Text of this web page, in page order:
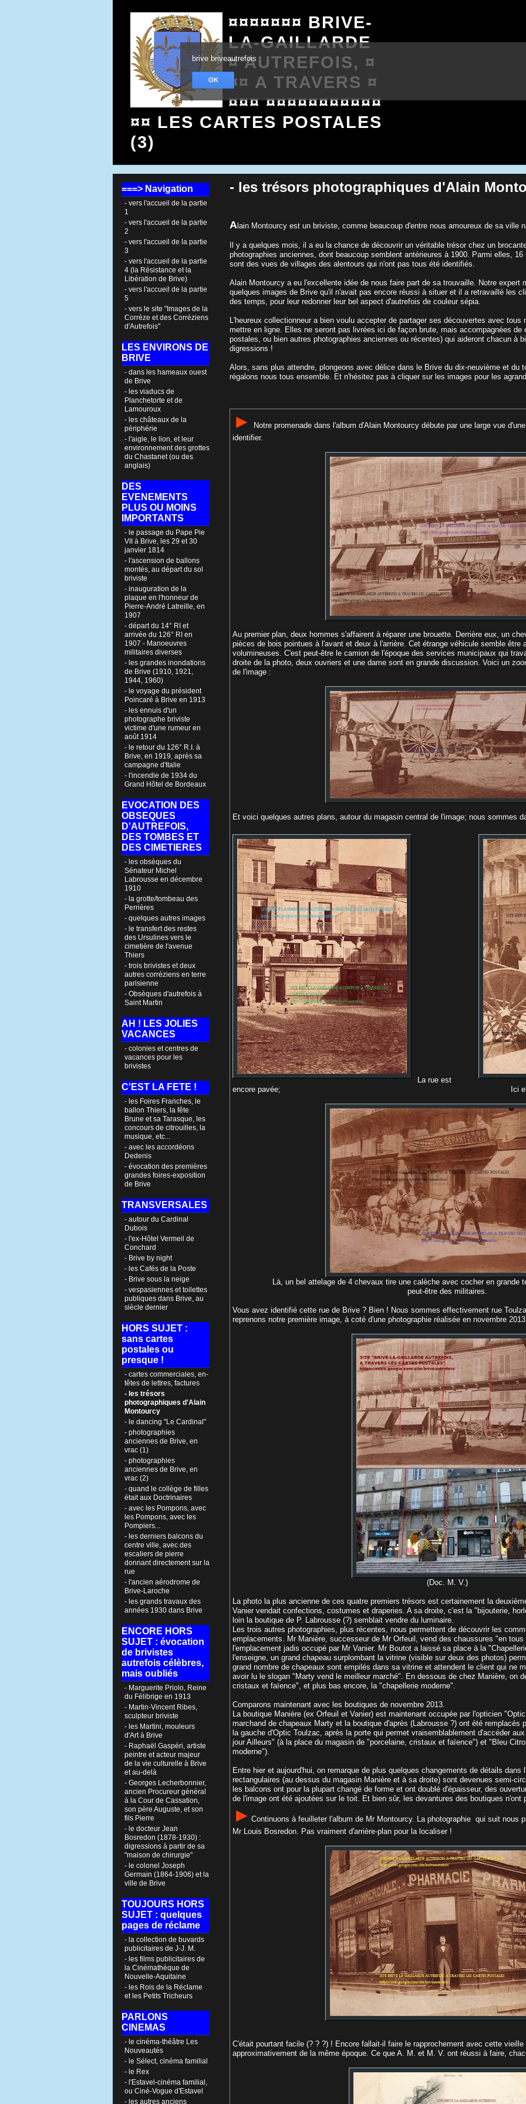
brive briveautrefois
OK
¤¤¤¤¤¤¤ BRIVE-
LA-GAILLARDE
¤ AUTREFOIS, ¤
¤¤ A TRAVERS ¤
¤¤¤ ¤¤¤¤¤¤¤¤¤¤¤
¤¤ LES CARTES POSTALES
(3)
===> Navigation
- vers l'accueil de la partie
1
- vers l'accueil de la partie
2
- vers l'accueil de la partie
3
- vers l'accueil de la partie
4 (la Résistance et la
Libération de Brive)
- vers l'accueil de la partie
5
- vers le site "Images de la
Corrèze et des Corréziens
d'Autrefois"
LES ENVIRONS DE
BRIVE
- dans les hameaux ouest
de Brive
- les viaducs de
Planchetorte et de
Lamouroux
- les châteaux de la
périphérie
- l'aigle, le lion, et leur
environnement des grottes
du Chastanet (ou des
anglais)
DES
EVENEMENTS
PLUS OU MOINS
IMPORTANTS
- le passage du Pape Pie
VII à Brive, les 29 et 30
janvier 1814
- l'ascension de ballons
montés, au départ du sol
briviste
- inauguration de la
plaque en l'honneur de
Pierre-André Latreille, en
1907
- départ du 14° RI et
arrivée du 126° RI en
1907 - Manoeuvres
militaires diverses
- les grandes inondations
de Brive (1910, 1921,
1944, 1960)
- le voyage du président
Poincaré à Brive en 1913
- les ennuis d'un
photographe briviste
victime d'une rumeur en
août 1914
- le retour du 126° R.I. à
Brive, en 1919, après sa
campagne d'Italie
- l'incendie de 1934 du
Grand Hôtel de Bordeaux
EVOCATION DES
OBSEQUES
D'AUTREFOIS,
DES TOMBES ET
DES CIMETIERES
- les obsèques du
Sénateur Michel
Labrousse en décembre
1910
- la grotte/tombeau des
Perrières
- quelques autres images
- le transfert des restes
des Ursulines vers le
cimetière de l'avenue
Thiers
- trois brivistes et deux
autres corréziens en terre
parisienne
- Obsèques d'autrefois à
Saint Martin
AH ! LES JOLIES
VACANCES
- colonies et centres de
vacances pour les
brivistes
C'EST LA FETE !
- les Foires Franches, le
ballon Thiers, la fête
Brune et sa Tarasque, les
concours de citrouilles, la
musique, etc...
- avec les accordéons
Dedenis
- évocation des premières
grandes foires-exposition
de Brive
TRANSVERSALES
- autour du Cardinal
Dubois
- l'ex-Hôtel Vermeil de
Conchard
- Brive by night
- les Cafés de la Poste
- Brive sous la neige
- vespasiennes et toilettes
publiques dans Brive, au
siècle dernier
HORS SUJET :
sans cartes
postales ou
presque !
- cartes commerciales, en-
têtes de lettres, factures
- les trésors
photographiques d'Alain
Montourcy
- le dancing "Le Cardinal"
- photographies
anciennes de Brive, en
vrac (1)
- photographies
anciennes de Brive, en
vrac (2)
- quand le collège de filles
était aux Doctrinaires
- avec les Pompons, avec
les Pompons, avec les
Pompiers...
- les derniers balcons du
centre ville, avec des
escaliers de pierre
donnant directement sur la
rue
- l'ancien aérodrome de
Brive-Laroche
- les grands travaux des
années 1930 dans Brive
ENCORE HORS
SUJET : évocation
de brivistes
autrefois célèbres,
mais oubliés
- Marguerite Priolo, Reine
du Félibrige en 1913
- Martin-Vincent Ribes,
sculpteur briviste
- les Martini, mouleurs
d'Art à Brive
- Raphaël Gaspéri, artiste
peintre et acteur majeur
de la vie culturelle à Brive
et au-delà
- Georges Lecherbonnier,
ancien Procureur général
à la Cour de Cassation,
son père Auguste, et son
fils Pierre
- le docteur Jean
Bosredon (1878-1930) :
digressions à partir de sa
"maison de chirurgie"
- le colonel Joseph
Germain (1864-1906) et la
ville de Brive
TOUJOURS HORS
SUJET : quelques
pages de réclame
- la collection de buvards
publicitaires de J-J. M.
- les films publicitaires de
la Cinémathèque de
Nouvelle-Aquitaine
- les Rois de la Réclame
et les Petits Tricheurs
PARLONS
CINEMAS
- le cinéma-théâtre Les
Nouveautés
- le Sélect, cinéma familial
- le Rex
- l'Estavel-cinéma familial,
ou Ciné-Vogue d'Estavel
- les autres anciens
- les trésors photographiques d'Alain
A lain Montourcy est un briviste, comme beaucoup d'entre nous amoureux de sa ville
Il y a quelques mois, il a eu la chance de découvrir un véritable trésor chez un
photographies anciennes, dont beaucoup semblent antérieures à 1900. Parmi elles,
sont des vues de villages des alentours qui n'ont pas tous été identifiés.
Alain Montourcy a eu l'excellente idée de nous faire part de sa trouvaille. Notre expert
quelques images de Brive qu'il n'avait pas encore réussi à situer et il a retravaillé les
des temps, pour leur redonner leur bel aspect d'autrefois de couleur sépia.
L'heureux collectionneur a bien voulu accepter de partager ses découvertes avec
mettre en ligne. Elles ne seront pas livrées ici de façon brute, mais accompagnées de
postales, ou bien autres photographies anciennes ou récentes) qui aideront chacun à
digressions !
Alors, sans plus attendre, plongeons avec délice dans le Brive du dix-neuvième et du
régalons nous tous ensemble. Et n'hésitez pas à cliquer sur les images pour les
►
Notre promenade dans l'album d'Alain Montourcy débute par une large vue
identifier.
Au premier plan, deux hommes s'affairent à réparer une brouette. Derrière eux, un
pièces de bois pointues à l'avant et deux à l'arrière. Cet étrange véhicule semble être
volumineuses. C'est peut-être le camion de l'époque des services municipaux qui
droite de la photo, deux ouvriers et une dame sont en grande discussion. Voici un
de l'image :
Et voici quelques autres plans, autour du magasin central de l'image; nous sommes
La rue est
encore pavée; Ici elle est
Là, un bel attelage de 4 chevaux tire une calèche avec cocher en grande
peut-être des militaires.
Vous avez identifié cette rue de Brive ? Bien ! Nous sommes effectivement rue
reprenons notre première image, à coté d'une photographie réalisée en novembre
(Doc. M. V.)
La photo la plus ancienne de ces quatre premiers trésors est certainement la
Vanier vendait confections, costumes et draperies. A sa droite, c'est la "bijouterie,
loin la boutique de P. Labrousse (?) semblait vendre du luminaire.
Les trois autres photographies, plus récentes, nous permettent de découvrir les
emplacements. Mr Manière, successeur de Mr Orfeuil, vend des chaussures "en
l'emplacement jadis occupé par Mr Vanier. Mr Boutot a laissé sa place à la
l'enseigne, un grand chapeau surplombant la vitrine (visible sur deux des photos)
grand nombre de chapeaux sont empilés dans sa vitrine et attendent le client qui ne
avoir lu le slogan "Marty vend le meilleur marché". En dessous de chez Manière, on
cristaux et faïence", et plus bas encore, la "chapellerie moderne".
Comparons maintenant avec les boutiques de novembre 2013.
La boutique Manière (ex Orfeuil et Vanier) est maintenant occupée par l'opticien
marchand de chapeaux Marty et la boutique d'après (Labrousse ?) ont été remplacés
la gauche d'Optic Toulzac, après la porte qui permet vraisemblablement d'accéder
jour Ailleurs" (à la place du magasin de "porcelaine, cristaux et faïence") et "Bleu
moderne").
Entre hier et aujourd'hui, on remarque de plus quelques changements de détails
rectangulaires (au dessus du magasin Manière et à sa droite) sont devenues semi-
les balcons ont pour la plupart changé de forme et ont doublé d'épaisseur, des
de l'image ont été ajoutées sur le toit. Et bien sûr, les devantures des boutiques
► Continuons à feuilleter l'album de Mr Montourcy. La photographie qui suit nous
Mr Louis Bosredon. Pas vraiment d'arrière-plan pour la localiser !
C'était pourtant facile (? ? ?) ! Encore fallait-il faire le rapprochement avec cette
approximativement de la même époque. Ce que A. M. et M. V. ont réussi à faire,